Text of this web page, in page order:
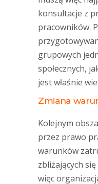
konsultacje z
pracowników.
grupowych
społecznych,
jest właśnie
Zmiana
Kolejnym
przez prawo
warunków
zbliżających
więc